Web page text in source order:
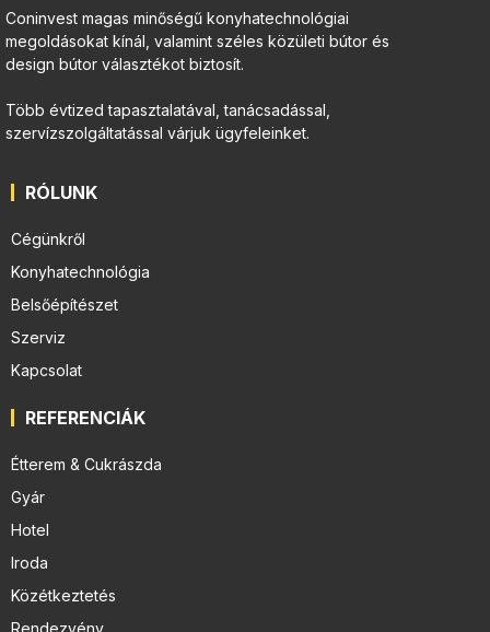
Coninvest magas minőségű konyhatechnológiai
megoldásokat kínál, valamint széles közületi bútor és
design bútor választékot biztosít.
Több évtized tapasztalatával, tanácsadással,
szervízszolgáltatással várjuk ügyfeleinket.
RÓLUNK
Cégünkről
Konyhatechnológia
Belsőépítészet
Szerviz
Kapcsolat
REFERENCIÁK
Étterem & Cukrászda
Gyár
Hotel
Iroda
Közétkeztetés
Rendezvény